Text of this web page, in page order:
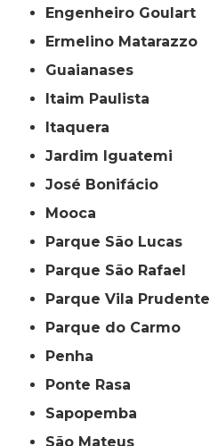
Engenheiro Goulart
Ermelino Matarazzo
Guaianases
Itaim Paulista
Itaquera
Jardim Iguatemi
José Bonifácio
Mooca
Parque São Lucas
Parque São Rafael
Parque Vila Prudente
Parque do Carmo
Penha
Ponte Rasa
Sapopemba
São Mateus